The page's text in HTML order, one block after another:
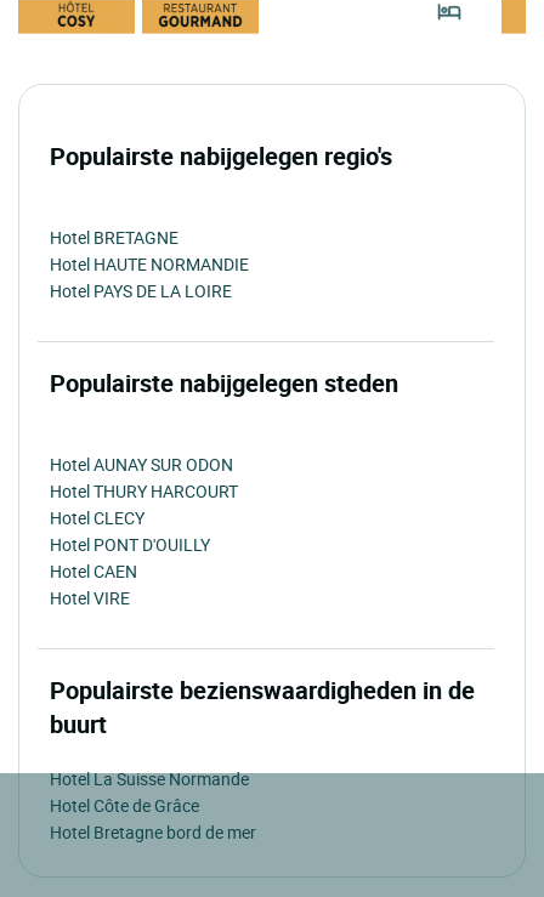
Populairste nabijgelegen regio's
Hotel BRETAGNE
Hotel HAUTE NORMANDIE
Hotel PAYS DE LA LOIRE
Populairste nabijgelegen steden
Hotel AUNAY SUR ODON
Hotel THURY HARCOURT
Hotel CLECY
Hotel PONT D'OUILLY
Hotel CAEN
Hotel VIRE
Populairste bezienswaardigheden in de
buurt
Hotel La Suisse Normande
Hotel Côte de Grâce
Hotel Bretagne bord de mer